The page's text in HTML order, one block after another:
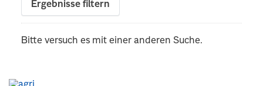
Ergebnisse filtern
Bitte versuch es mit einer anderen Suche.